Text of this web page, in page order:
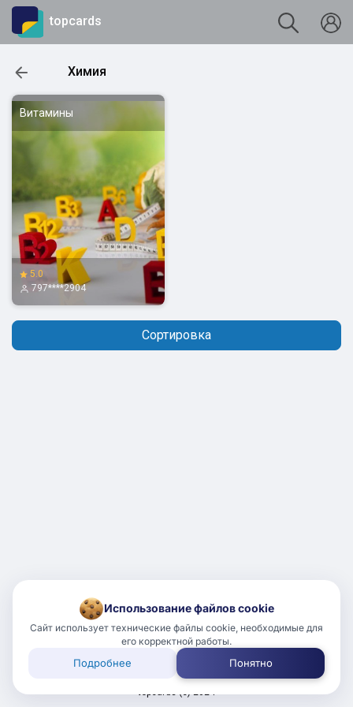
topcards
Химия
5.0
797****2904
Витамины
Сортировка
Использование файлов cookie
Сайт использует технические файлы cookie, необходимые для
его корректной работы.
Подробнее Понятно
18+
Пользовательское соглашение
topcards (с) 2024